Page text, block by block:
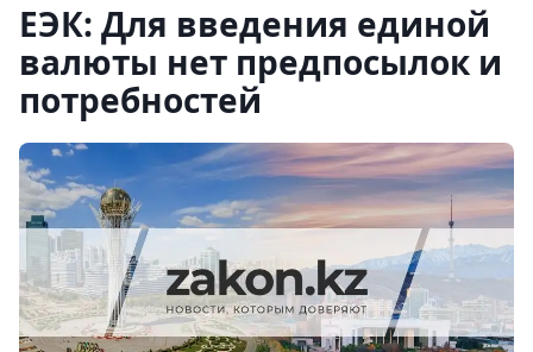
ЕЭК: Для введения единой
валюты нет предпосылок и
потребностей